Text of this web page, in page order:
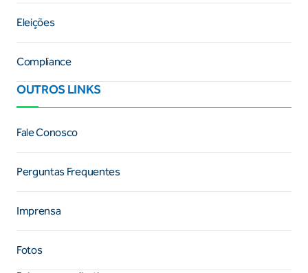
Eleições
Compliance
OUTROS LINKS
Fale Conosco
Perguntas Frequentes
Imprensa
Fotos